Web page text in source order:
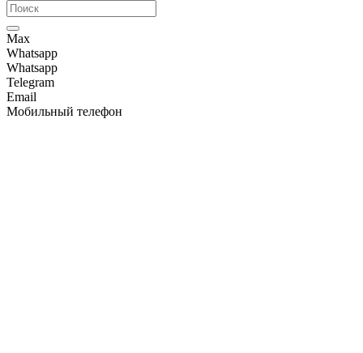
Max
Whatsapp
Whatsapp
Telegram
Email
Мобильный телефон